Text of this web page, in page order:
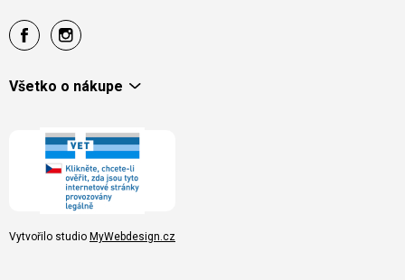
Všetko o nákupe
Vytvořilo studio MyWebdesign.cz